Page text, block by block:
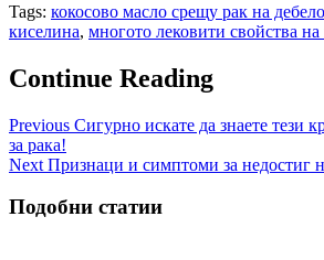
Tags: кокосово масло срещу рак на
киселина, многото лековити свойства на
Continue Reading
Previous Сигурно искате да знаете тези
за рака!
Next Признаци и симптоми за недостиг
Подобни статии